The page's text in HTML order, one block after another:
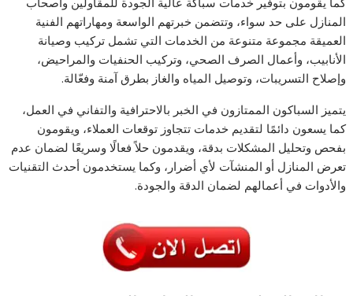
المنازل على حد سواء، وتتضمن خبرتهم الواسعة ومهاراتهم الفنية
العميقة مجموعة متنوعة من الخدمات التي تشمل تركيب وصيانة
الأنابيب، وأعمال الصرف الصحي، وتركيب الحنفيات والمراحيض،
وإصلاح التسريبات، وتوصيل المياه والغاز بطرق آمنة وفعّالة.
يتميز السباكون الممتازون في الخبر بالاحترافية والتفاني في العمل،
كما يسعون دائمًا لتقديم خدمات تتجاوز توقعات العملاء، ويقومون
بفحص وتحليل المشكلات بدقة، ويقدمون حلاً فعالًا وسريعًا لضمان عدم
تعرض المنازل أو المنشآت لأي أضرار، وكما يستخدمون أحدث التقنيات
والأدوات في أعمالهم لضمان الدقة والجودة.